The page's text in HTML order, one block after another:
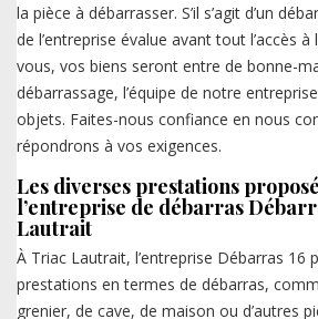
la pièce à débarrasser. S’il s’agit d’un
de l’entreprise évalue avant tout l’accès à
vous, vos biens seront entre de bonne-
débarrassage, l’équipe de notre
objets. Faites-nous confiance en nous
répondrons à vos exigences.
Les diverses prestations
l’entreprise de débarras
Lautrait
À Triac Lautrait, l’entreprise Débarras 16
prestations en termes de débarras,
grenier, de cave, de maison ou d’autres